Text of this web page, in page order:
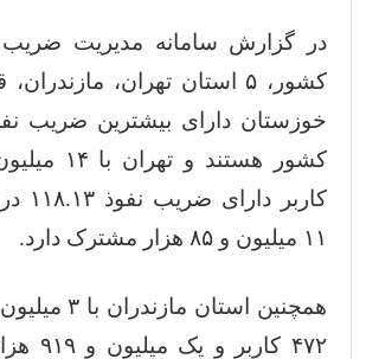
در گزارش سامانه مدیریت ضریب
کشور، ۵ استان تهران،
خوزستان دارای بیشترین ضریب
۱۱ میلیون و ۸۵ هزار مشترک دارد.
۴۷۲